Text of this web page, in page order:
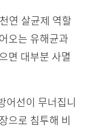
연 살균제 역할
오는 유해균과
면 대부분 사멸
어선이 무너집니
으로 침투해 비